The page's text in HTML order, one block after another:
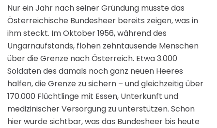
Nur ein Jahr nach seiner Gründung musste das
Österreichische Bundesheer bereits zeigen, was in
ihm steckt. Im Oktober 1956, während des
Ungarnaufstands, flohen zehntausende Menschen
über die Grenze nach Österreich. Etwa 3.000
Soldaten des damals noch ganz neuen Heeres
halfen, die Grenze zu sichern – und gleichzeitig über
170.000 Flüchtlinge mit Essen, Unterkunft und
medizinischer Versorgung zu unterstützen. Schon
hier wurde sichtbar, was das Bundesheer bis heute